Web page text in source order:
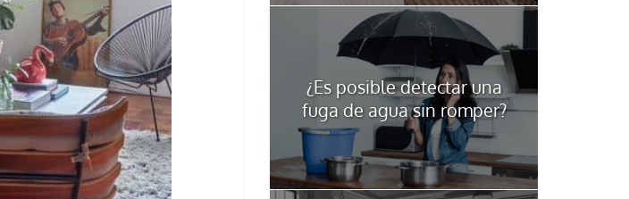
¿Es posible detectar una
fuga de agua sin romper?